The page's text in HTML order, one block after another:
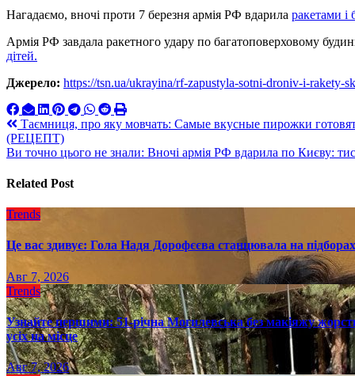
Нагадаємо, вночі проти 7 березня армія РФ вдарила ракетами і
Армія РФ завдала ракетного удару по багатоповерховому
дітей.
Джерело: https://tsn.ua/ukrayina/rf-zapustyla-sotni-droniv-i-rakety-
Навигация
по
Таємниця, про яку мовчать: Самые вкусные пирожки
(РЕЦЕПТ)
Ви точно цього не знали: Вночі армія РФ вдарила по Києву:
Related Post
Trends
Це вас здивує: Гола Надя Дорофєєва станцювала на
Авг 7, 2026
Trends
Узнайте першими: 51-річна Могилевська без макіяжу
усіх на місце
Авг 7, 2026